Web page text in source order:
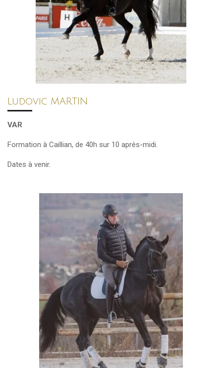
Ludovic MARTIN
VAR
Formation à Caillian, de 40h sur 10 après-midi.
Dates à venir.